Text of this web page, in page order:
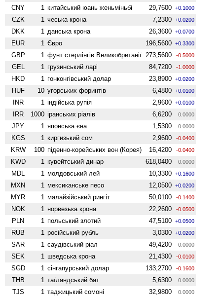
CNY 1 китайський юань женьмiньбi 29,7600 +0.1000
CZK 1 чеська крона 7,2300 +0.0200
DKK 1 данська крона 26,3600 +0.0700
EUR 1 Євро 196,5600 +0.3300
GBP 1 фунт стерлінгів Велико­британії 273,5600 -0.5000
GEL 1 грузинський ларі 84,7200 -1.0000
HKD 1 гонконгівський долар 23,8900 +0.0200
HUF 10 угорських форинтів 6,4800 +0.0100
INR 1 індійська рупія 2,9600 +0.0100
IRR 1000 іранських ріалів 6,6200 0.0000
JPY 1 японська єна 1,5300 0.0000
KGS 1 киргизький сом 2,9600 -0.0400
KRW 100 піденно-корейських вон (Корея) 16,4200 -0.0400
KWD 1 кувейтський динар 618,0400 0.0000
MDL 1 молдовський лей 10,3300 +0.1600
MXN 1 мексиканське песо 12,0500 +0.0200
MYR 1 малайзійський рингіт 50,0100 -0.1400
NOK 1 норвезька крона 22,2600 -0.0500
PLN 1 польський злотий 47,5100 +0.0500
RUB 1 російський рубль 3,0300 +0.0200
SAR 1 саудівський ріал 49,4200 0.0000
SEK 1 шведська крона 21,4300 -0.0100
SGD 1 сінгапурський долар 133,2700 -0.1600
THB 1 таїландський бат 5,6300 0.0000
TJS 1 таджицький сомоні 32,9800 0.0000